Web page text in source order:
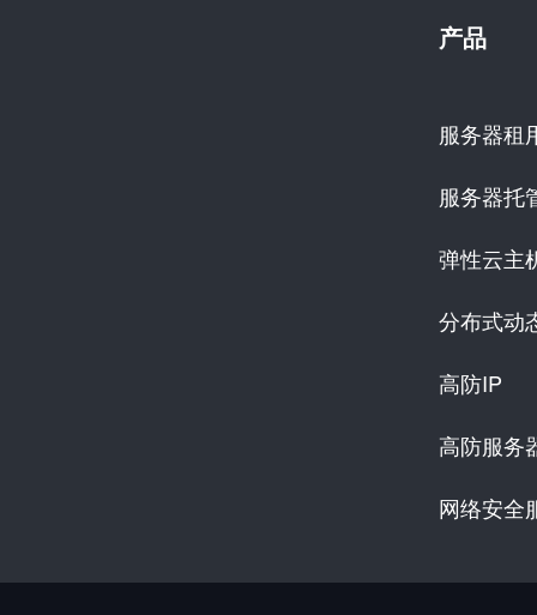
产品
服务器租
服务器托
弹性云主
分布式动
高防IP
高防服务
网络安全